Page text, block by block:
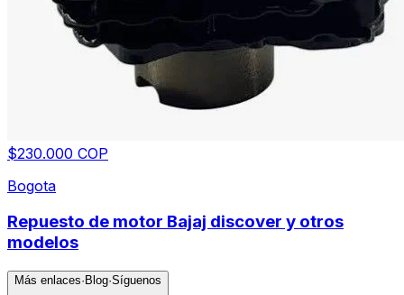
$230.000 COP
Bogota
Repuesto de motor Bajaj discover y otros
modelos
Más enlaces· Blog·Síguenos